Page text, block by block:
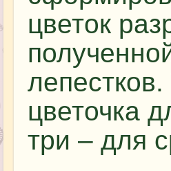
цветок
цветочка
три – для